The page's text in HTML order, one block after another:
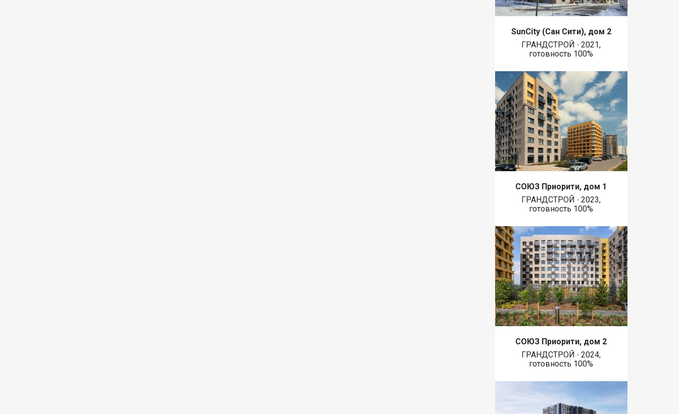
SunCity (Сан Сити), дом 2
ГРАНДСТРОЙ ∙ 2021,
готовность 100%
СОЮЗ Приорити, дом 1
ГРАНДСТРОЙ ∙ 2023,
готовность 100%
СОЮЗ Приорити, дом 2
ГРАНДСТРОЙ ∙ 2024,
готовность 100%